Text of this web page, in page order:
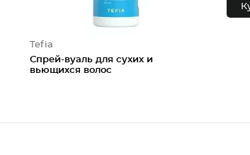
Tefia
Спрей-вуаль для сухих и
вьющихся волос